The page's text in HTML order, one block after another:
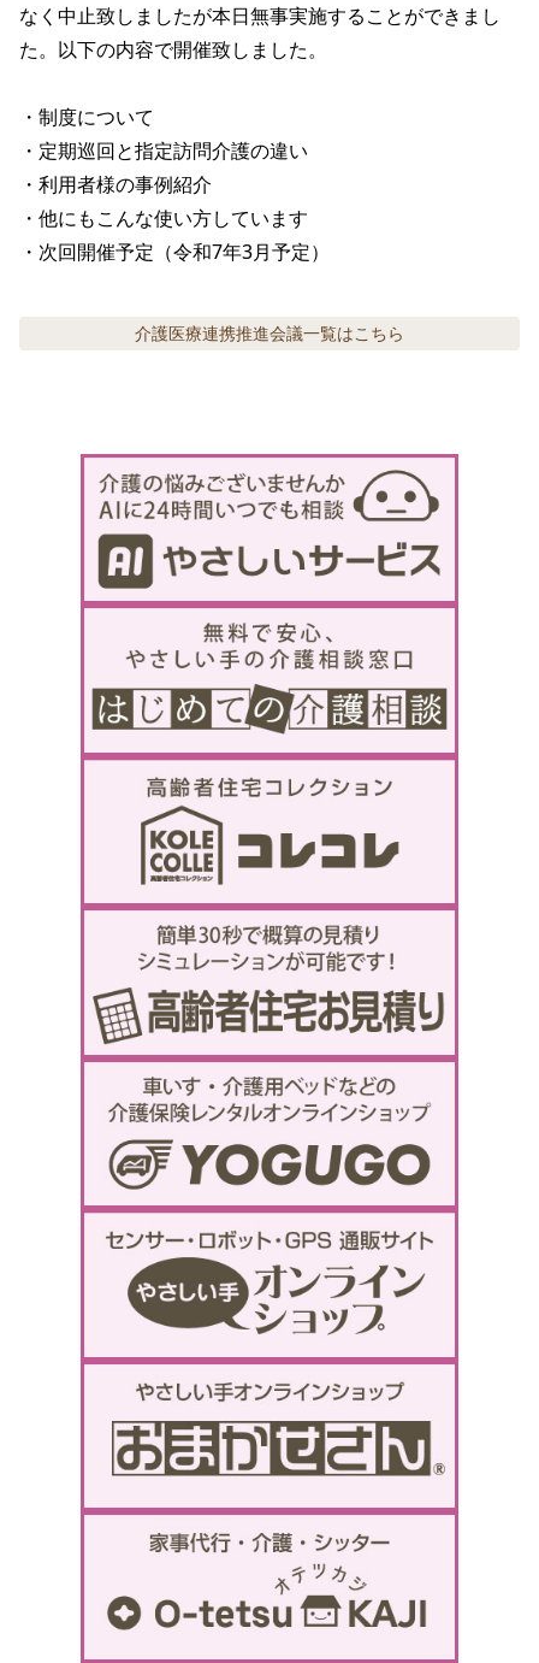
なく中止致しましたが本日無事実施することができまし
た。以下の内容で開催致しました。
・制度について
・定期巡回と指定訪問介護の違い
・利用者様の事例紹介
・他にもこんな使い方しています
・次回開催予定（令和7年3月予定）
介護医療連携推進会議一覧はこちら